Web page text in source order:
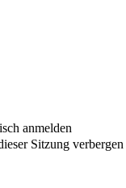
anmelden
Sitzung verbergen